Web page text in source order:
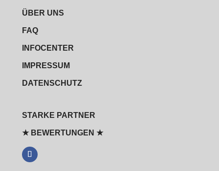
ÜBER UNS
FAQ
INFOCENTER
IMPRESSUM
DATENSCHUTZ
STARKE PARTNER
★ BEWERTUNGEN ★